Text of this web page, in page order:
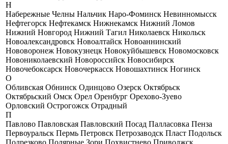
Н
Набережные Челны Нальчик Наро-Фоминск Невинномысск
Нефтегорск Нефтекамск Нижнекамск Нижний Ломов
Нижний Новгород Нижний Тагил Николаевск Никольск
Новоалександровск Новоалтайск Новоаннинский
Нововоронеж Новокузнецк Новокуйбышевск Новомосковск
Новониколаевский Новороссийск Новосибирск
Новочебоксарск Новочеркасск Новошахтинск Ногинск
О
Обливская Обнинск Одинцово Озерск Октябрьск
Октябрьский Омск Орел Оренбург Орехово-Зуево
Орловский Острогожск Отрадный
П
Павлово Павловская Павловский Посад Палласовка Пенза
Первоуральск Пермь Петровск Петрозаводск Пласт Подольск